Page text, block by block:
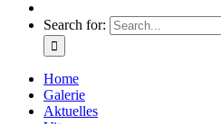
Search for:
Home
Galerie
Aktuelles